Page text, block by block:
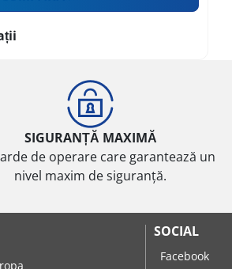
SIGURANȚĂ MAXIMĂ
de operare care garantează un
nivel maxim de siguranță.
SOCIAL
Facebook